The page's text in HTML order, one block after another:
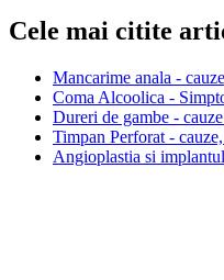
Cele mai citite
Mancarime anala -
Coma Alcoolica -
Dureri de gambe -
Timpan Perforat -
Angioplastia si